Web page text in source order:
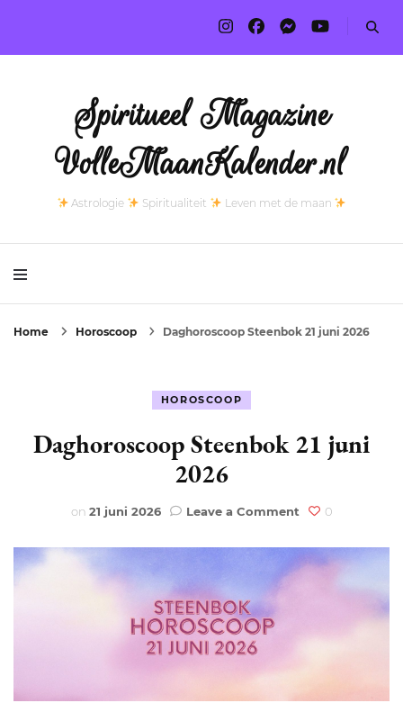
Spiritueel Magazine
VolleMaanKalender.nl
Astrologie Spiritualiteit Leven met de maan
Home Horoscoop Daghoroscoop Steenbok 21 juni 2026
HOROSCOOP
Daghoroscoop Steenbok 21 juni
2026
on 21 juni 2026 Leave a Commenton
Steenbok
21
0